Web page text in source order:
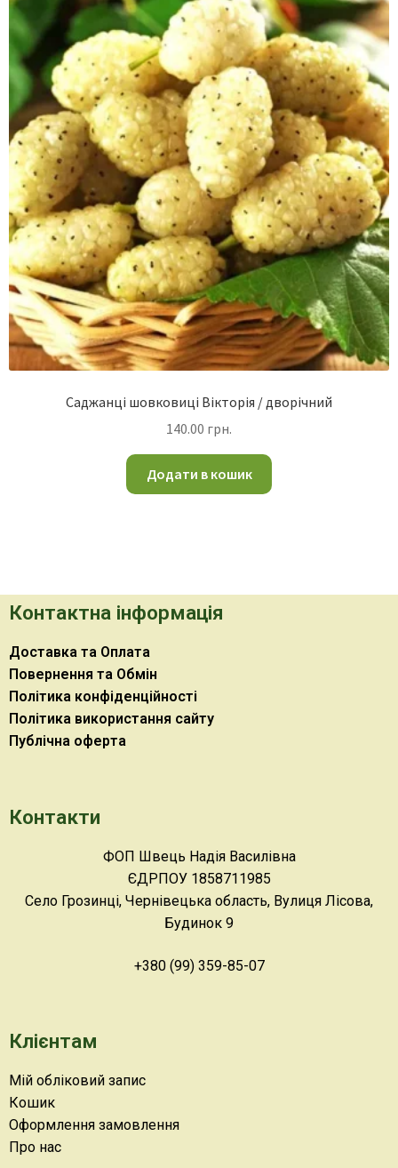
Саджанці шовковиці Вікторія / дворічний
140.00 грн.
Додати в кошик
Контактна інформація
Доставка та Оплата
Повернення та Обмін
Політика конфіденційності
Політика використання сайту
Публічна оферта
Контакти
ФОП Швець Надія Василівна
ЄДРПОУ 1858711985
Село Грозинці, Чернівецька область, Вулиця Лісова,
Будинок 9
+380 (99) 359-85-07
Клієнтам
Мій обліковий запис
Кошик
Оформлення замовлення
Про нас